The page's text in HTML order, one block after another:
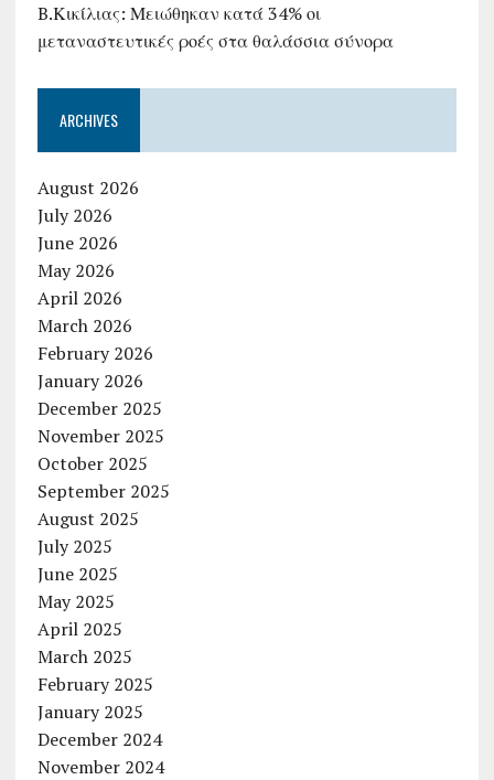
B.Κικίλιας: Μειώθηκαν κατά 34% οι
μεταναστευτικές ροές στα θαλάσσια σύνορα
ARCHIVES
August 2026
July 2026
June 2026
May 2026
April 2026
March 2026
February 2026
January 2026
December 2025
November 2025
October 2025
September 2025
August 2025
July 2025
June 2025
May 2025
April 2025
March 2025
February 2025
January 2025
December 2024
November 2024